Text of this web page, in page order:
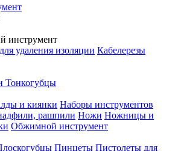
инструмент
удаления изоляции Кабелерезы
Тонкогубцы
и киянки Наборы инструментов
рашпили Ножи Ножницы и
Обжимной инструмент
Пинцеты Пистолеты для